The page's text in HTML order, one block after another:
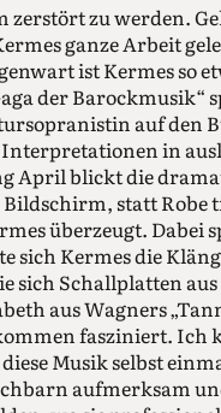
zerstört zu werden.
ganze Arbeit
ist Kermes so
der
auf den
in
April blickt die
statt Robe
überzeugt. Dabei
sich Kermes die
sich Schallplatten
aus Wagners
fasziniert. Ich
Musik selbst
aufmerksam